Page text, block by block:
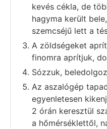
kevés cékla, de
hagyma került
szemcséjű lett a
A zöldségeket
finomra aprítjuk,
Sózzuk,
Az aszalógép
egyenletesen
2 órán keresztül
a hőmérséklettől,